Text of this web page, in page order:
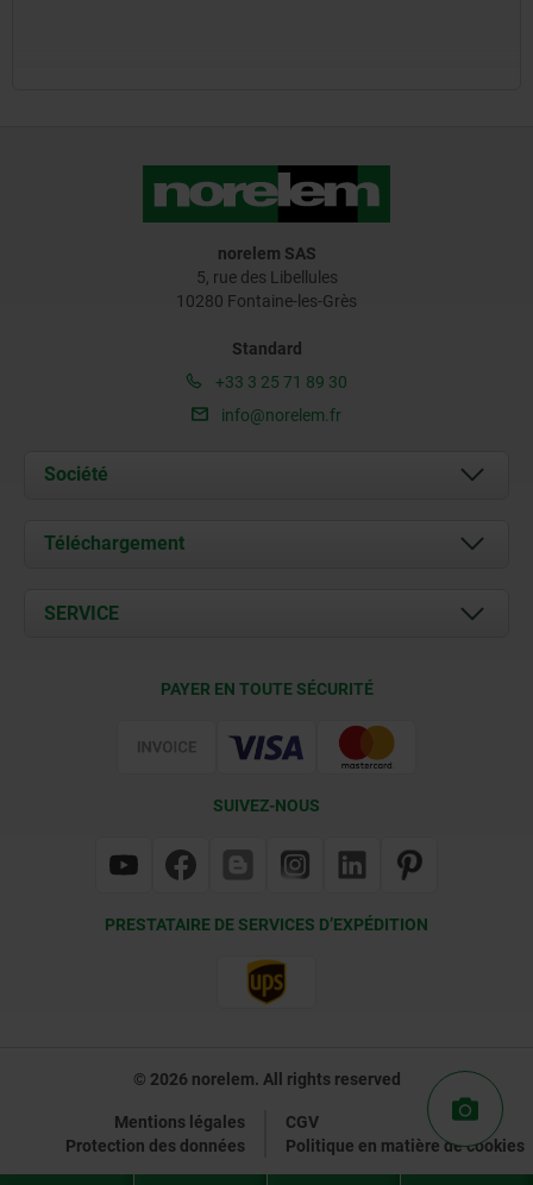
norelem SAS
5, rue des Libellules
10280 Fontaine-les-Grès
Standard
+33 3 25 71 89 30
info@norelem.fr
Société
À propos de nous
Contact
Téléchargement
Documents
SERVICE
PAYER EN TOUTE SÉCURITÉ
SUIVEZ-NOUS
PRESTATAIRE DE SERVICES D’EXPÉDITION
© 2026 norelem. All rights reserved
Mentions légales
CGV
Protection des données
Politique en matière de cookies